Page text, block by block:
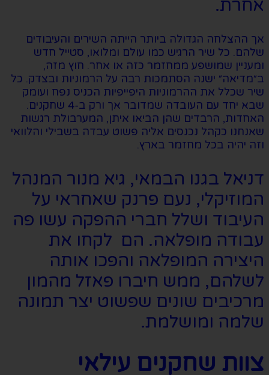
אחרת.
אך ההצלחה הגדולה ביותר הייתה השירים והעיבודים
שלהם. כל שיר הרגיש כמו עולם ומלואו, סטייל חדש
ומעניין שמושפע ממחזמר כזה או אחר. חוץ מזה,
ב״מדיאה״ ישנה הסתמכות רבה על הרמוניות ובצדק. כל
שיר שכלל את ההרמוניות היפייפיות הכניס נפח ועומק
שבא יחד עם העובדה שמדובר אך ורק ב-4 שחקנים.
האחדות, הרבדים שהן הביאו איתן, המערבולת רגשות
שאנחנו כקהל נכנסים אליה פשוט עבדה בשבילי והלוואי
וזה יהיה בכל מחזמר בארץ.
דניאל בגנו הבמאי, גיא מנור המנהל
המוזיקלי, נעם פרנק שאחראי על
העיבוד ושלל חברי ההפקה עשו פה
עבודה מופלאה. הם לקחו את
היצירה המופלאה והפכו אותה
לשלהם, ממש חיברו פאזל מהמון
מרכיבים שונים שפשוט יצר תמונה
שלמה ומושלמת.
צוות שחקנים עילאי